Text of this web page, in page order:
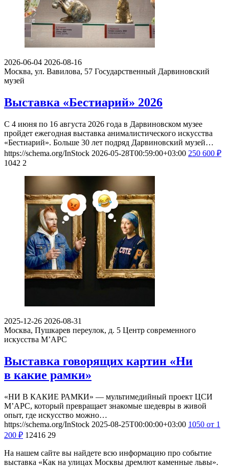
2026-06-04 2026-08-16
Москва, ул. Вавилова, 57 Государственный Дарвиновский
музей
Выставка «Бестиарий» 2026
С 4 июня по 16 августа 2026 года в Дарвиновском музее
пройдет ежегодная выставка анималистического искусства
«Бестиарий». Больше 30 лет подряд Дарвиновский музей…
https://schema.org/InStock 2026-05-28T00:59:00+03:00 250 600 ₽
1042 2
2025-12-26 2026-08-31
Москва, Пушкарев переулок, д. 5 Центр современного
искусства М’АРС
Выставка говорящих картин «Ни
в какие рамки»
«НИ В КАКИЕ РАМКИ» — мультимедийный проект ЦСИ
М’АРС, который превращает знакомые шедевры в живой
опыт, где искусство можно…
https://schema.org/InStock 2025-08-25T00:00:00+03:00 1050 от 1
200 ₽ 12416 29
На нашем сайте вы найдете всю информацию про событие
выставка «Как на улицах Москвы дремлют каменные львы».